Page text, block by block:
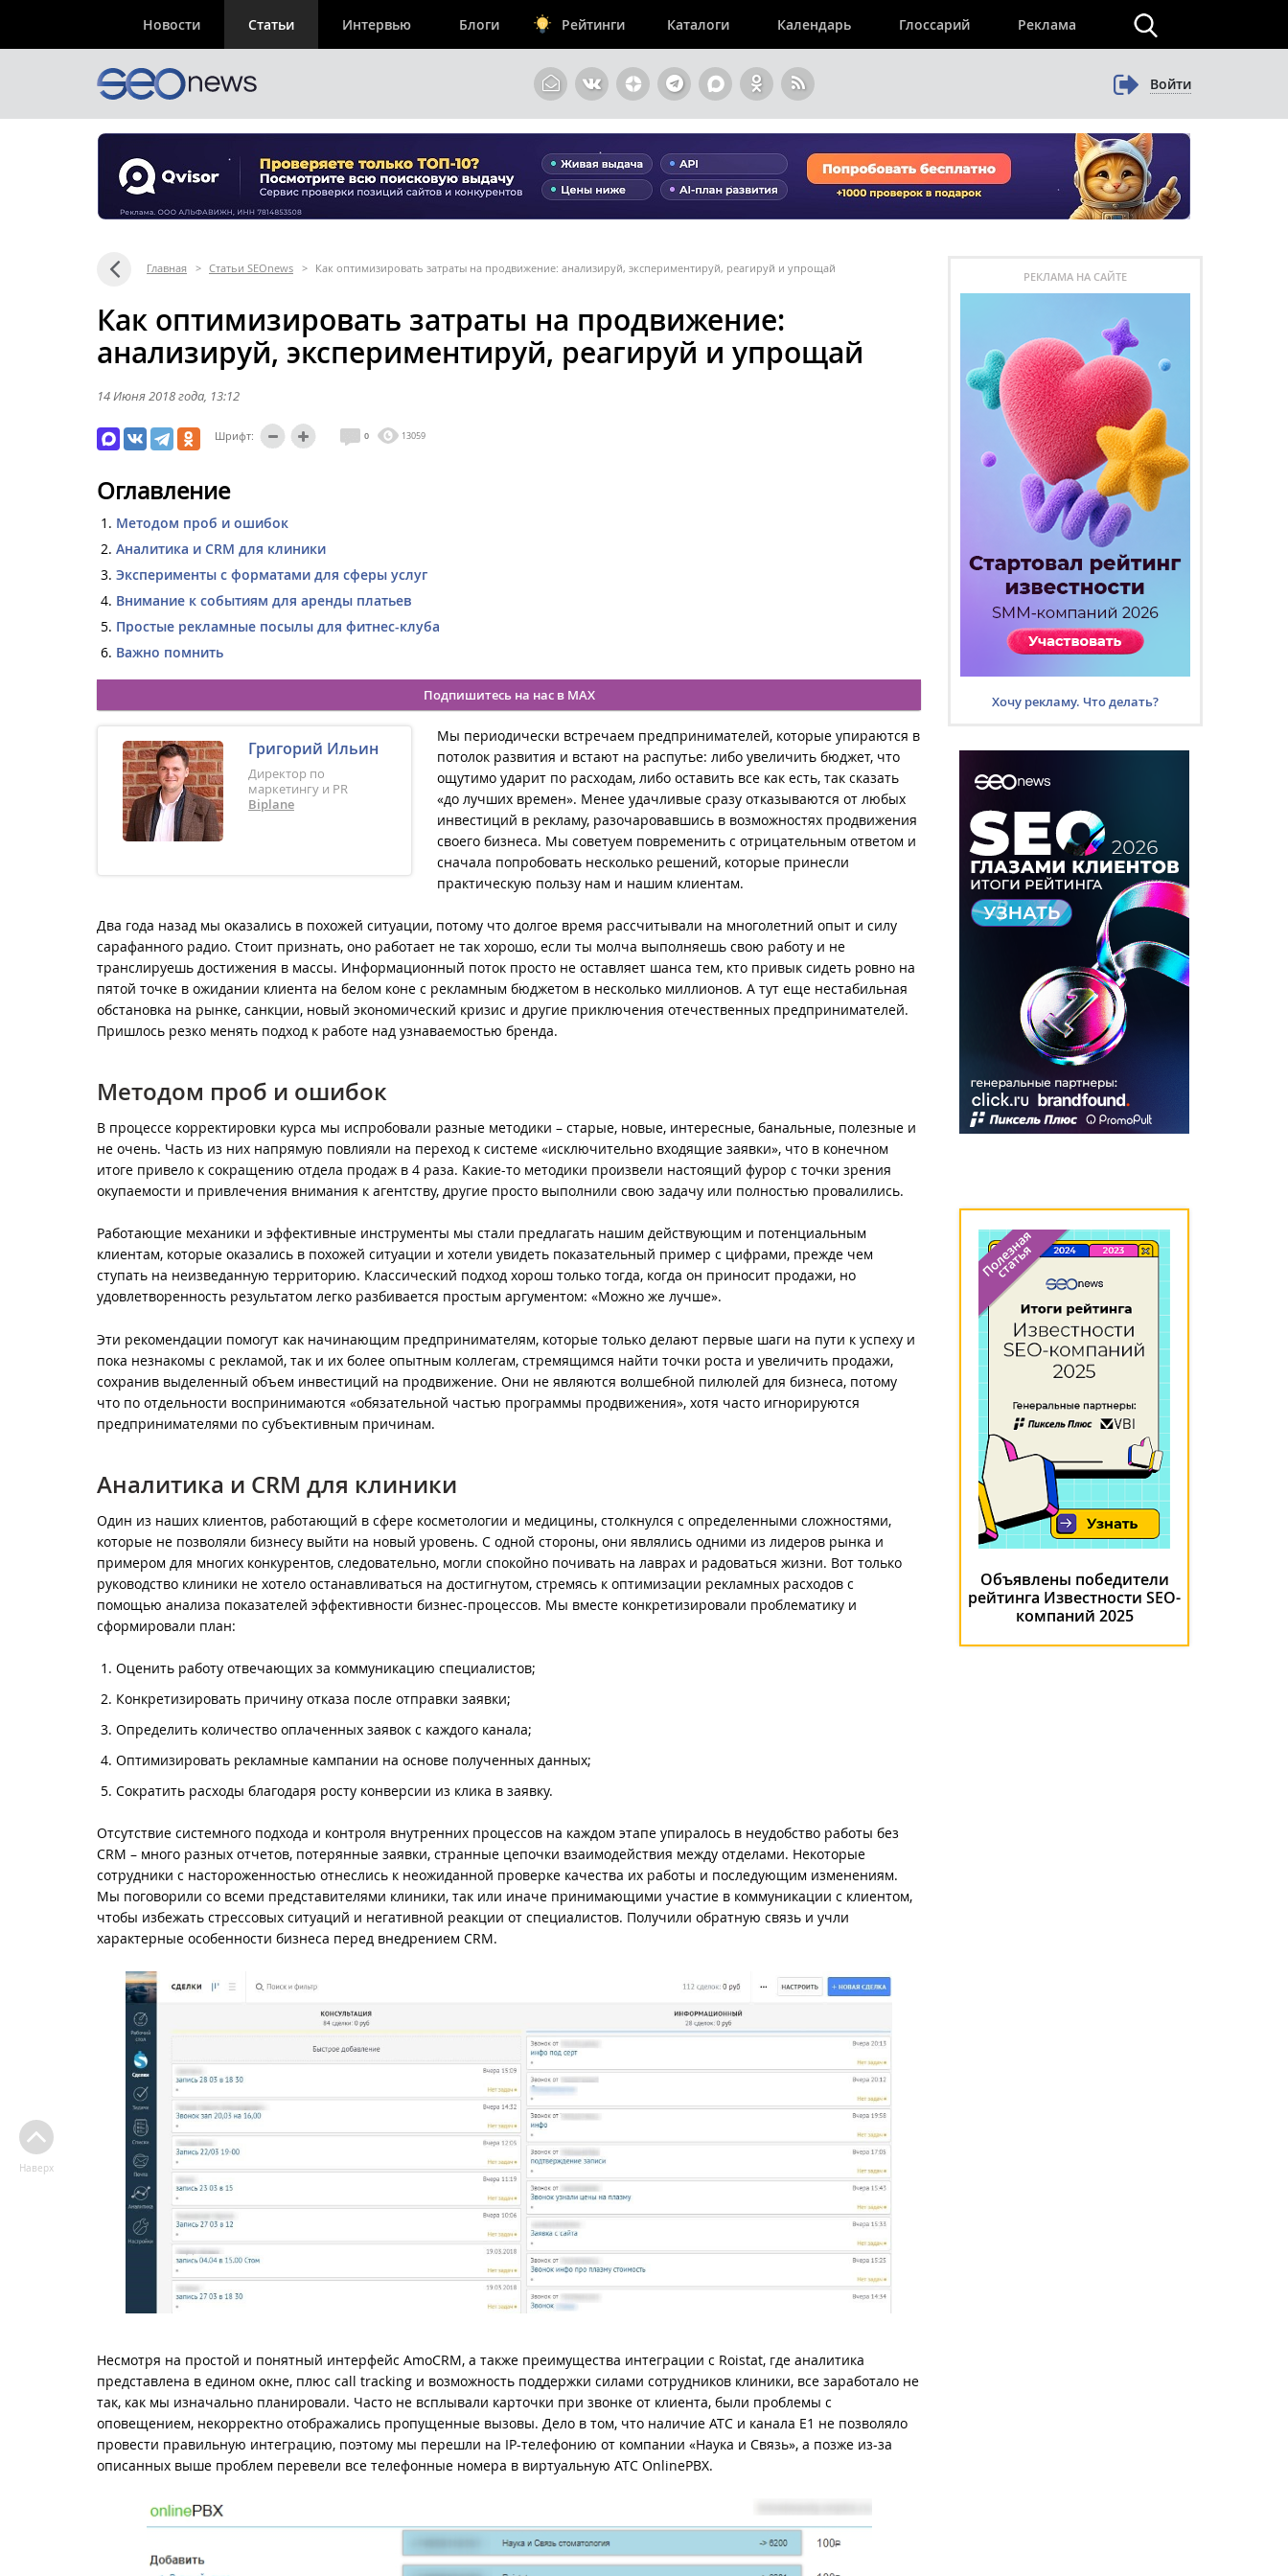
Новости Статьи Интервью Блоги Рейтинги Каталоги Календарь Глоссарий Реклама
Войти
Главная > Статьи SEOnews > Как оптимизировать затраты на продвижение: анализируй, экспериментируй, реагируй и упрощай
Как оптимизировать затраты на продвижение:
анализируй, экспериментируй, реагируй и упрощай
14 Июня 2018 года , 13:12
Шрифт: 0 13059
Оглавление
Методом проб и ошибок
Аналитика и CRM для клиники
Эксперименты с форматами для сферы услуг
Внимание к событиям для аренды платьев
Простые рекламные посылы для фитнес-клуба
Важно помнить
Подпишитесь на нас в MAX
Григорий Ильин
Директор по
маркетингу и PR
Biplane
Мы периодически встречаем предпринимателей, которые упираются в
потолок развития и встают на распутье: либо увеличить бюджет, что
ощутимо ударит по расходам, либо оставить все как есть, так сказать
«до лучших времен». Менее удачливые сразу отказываются от любых
инвестиций в рекламу, разочаровавшись в возможностях продвижения
своего бизнеса. Мы советуем повременить с отрицательным ответом и
сначала попробовать несколько решений, которые принесли
практическую пользу нам и нашим клиентам.
Два года назад мы оказались в похожей ситуации, потому что долгое время рассчитывали на многолетний опыт и силу
сарафанного радио. Стоит признать, оно работает не так хорошо, если ты молча выполняешь свою работу и не
транслируешь достижения в массы. Информационный поток просто не оставляет шанса тем, кто привык сидеть ровно на
пятой точке в ожидании клиента на белом коне с рекламным бюджетом в несколько миллионов. А тут еще нестабильная
обстановка на рынке, санкции, новый экономический кризис и другие приключения отечественных предпринимателей.
Пришлось резко менять подход к работе над узнаваемостью бренда.
Методом проб и ошибок
В процессе корректировки курса мы испробовали разные методики – старые, новые, интересные, банальные, полезные и
не очень. Часть из них напрямую повлияли на переход к системе «исключительно входящие заявки», что в конечном
итоге привело к сокращению отдела продаж в 4 раза. Какие-то методики произвели настоящий фурор с точки зрения
окупаемости и привлечения внимания к агентству, другие просто выполнили свою задачу или полностью провалились.
Работающие механики и эффективные инструменты мы стали предлагать нашим действующим и потенциальным
клиентам, которые оказались в похожей ситуации и хотели увидеть показательный пример с цифрами, прежде чем
ступать на неизведанную территорию. Классический подход хорош только тогда, когда он приносит продажи, но
удовлетворенность результатом легко разбивается простым аргументом: «Можно же лучше».
Эти рекомендации помогут как начинающим предпринимателям, которые только делают первые шаги на пути к успеху и
пока незнакомы с рекламой, так и их более опытным коллегам, стремящимся найти точки роста и увеличить продажи,
сохранив выделенный объем инвестиций на продвижение. Они не являются волшебной пилюлей для бизнеса, потому
что по отдельности воспринимаются «обязательной частью программы продвижения», хотя часто игнорируются
предпринимателями по субъективным причинам.
Аналитика и CRM для клиники
Один из наших клиентов, работающий в сфере косметологии и медицины, столкнулся с определенными сложностями,
которые не позволяли бизнесу выйти на новый уровень. С одной стороны, они являлись одними из лидеров рынка и
примером для многих конкурентов, следовательно, могли спокойно почивать на лаврах и радоваться жизни. Вот только
руководство клиники не хотело останавливаться на достигнутом, стремясь к оптимизации рекламных расходов с
помощью анализа показателей эффективности бизнес-процессов. Мы вместе конкретизировали проблематику и
сформировали план:
Оценить работу отвечающих за коммуникацию специалистов;
Конкретизировать причину отказа после отправки заявки;
Определить количество оплаченных заявок с каждого канала;
Оптимизировать рекламные кампании на основе полученных данных;
Сократить расходы благодаря росту конверсии из клика в заявку.
Отсутствие системного подхода и контроля внутренних процессов на каждом этапе упиралось в неудобство работы без
CRM – много разных отчетов, потерянные заявки, странные цепочки взаимодействия между отделами. Некоторые
сотрудники с настороженностью отнеслись к неожиданной проверке качества их работы и последующим изменениям.
Мы поговорили со всеми представителями клиники, так или иначе принимающими участие в коммуникации с клиентом,
чтобы избежать стрессовых ситуаций и негативной реакции от специалистов. Получили обратную связь и учли
характерные особенности бизнеса перед внедрением CRM.
Несмотря на простой и понятный интерфейс AmoCRM, а также преимущества интеграции с Roistat, где аналитика
представлена в едином окне, плюс call tracking и возможность поддержки силами сотрудников клиники, все заработало не
так, как мы изначально планировали. Часто не всплывали карточки при звонке от клиента, были проблемы с
оповещением, некорректно отображались пропущенные вызовы. Дело в том, что наличие АТС и канала E1 не позволяло
провести правильную интеграцию, поэтому мы перешли на IP-телефонию от компании «Наука и Связь», а позже из-за
описанных выше проблем перевели все телефонные номера в виртуальную АТС OnlinePBX.
Наверх
РЕКЛАМА НА САЙТЕ
Хочу рекламу. Что делать?
Объявлены победители
рейтинга Известности SEO-
компаний 2025